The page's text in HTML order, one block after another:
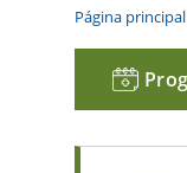
Página principal